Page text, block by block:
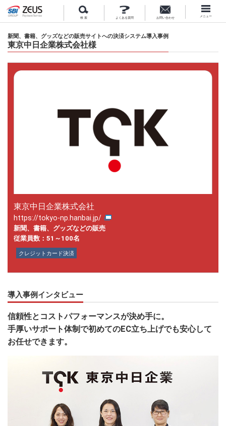
メニュー
お問い合わせ
よくある質問
検 索
新聞、書籍、グッズなどの販売サイトへの決済システム導入事例
東京中日企業株式会社様
東京中日企業株式会社
https://tokyo-np.hanbai.jp/
新聞、書籍、グッズなどの販売
従業員数：51～100名
クレジットカード決済
導入事例インタビュー
信頼性とコストパフォーマンスが決め手に。
手厚いサポート体制で初めてのEC立ち上げでも安心して
お任せできます。